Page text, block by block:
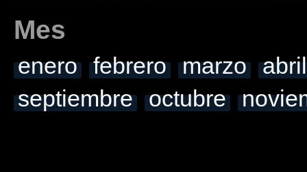
Mes
enero febrero marzo
abril
septiembre
octubre